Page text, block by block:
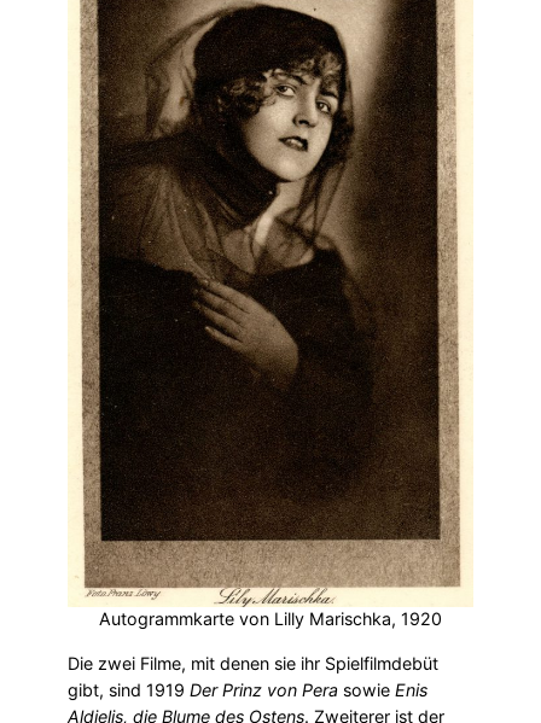
Autogrammkarte von Lilly Marischka, 1920
Die zwei Filme, mit denen sie ihr Spielfilmdebüt
gibt, sind 1919 Der Prinz von Pera sowie Enis
Aldjelis, die Blume des Ostens. Zweiterer ist der